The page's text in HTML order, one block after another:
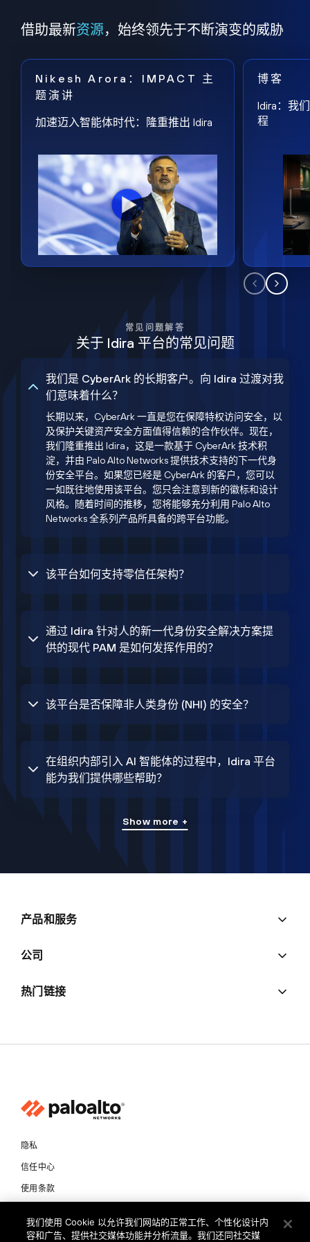
借助最新资源，始终领先于不断演变的威胁
Nikesh Arora：IMPACT 主
题演讲
加速迈入智能体时代：隆重推出 Idira
博客
Idira：我
程
常见问题解答
关于 Idira 平台的常见问题
我们是 CyberArk 的长期客户。向 Idira 过渡对我
们意味着什么？
长期以来，CyberArk 一直是您在保障特权访问安全，以
及保护关键资产安全方面值得信赖的合作伙伴。现在，
我们隆重推出 Idira，这是一款基于 CyberArk 技术积
淀，并由 Palo Alto Networks 提供技术支持的下一代身
份安全平台。如果您已经是 CyberArk 的客户，您可以
一如既往地使用该平台。您只会注意到新的徽标和设计
风格。随着时间的推移，您将能够充分利用 Palo Alto
Networks 全系列产品所具备的跨平台功能。
该平台如何支持零信任架构？
通过 Idira 针对人的新一代身份安全解决方案提
供的现代 PAM 是如何发挥作用的？
该平台是否保障非人类身份 (NHI) 的安全？
在组织内部引入 AI 智能体的过程中，Idira 平台
能为我们提供哪些帮助？
Show more +
产品和服务
公司
热门链接
隐私
信任中心
使用条款
我们使用 Cookie 以允许我们网站的正常工作、个性化设计内
容和广告、提供社交媒体功能并分析流量。我们还同社交媒